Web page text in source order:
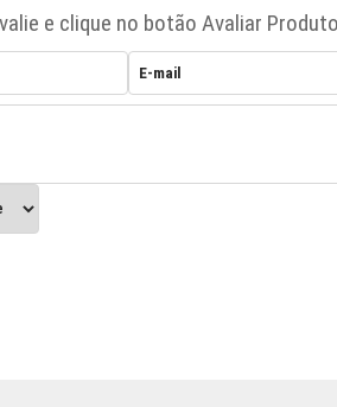
e clique no botão Avaliar